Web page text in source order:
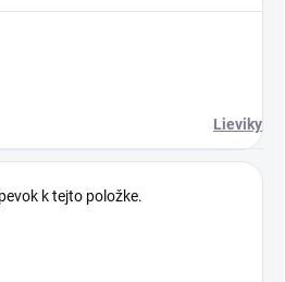
Lieviky
k tejto položke.